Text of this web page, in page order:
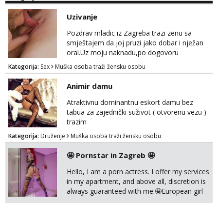
tel:0,93€ - mob:1,12€ min
Zara
Tel:064/677-677- Kod: #123
tel:0,93€ - mob:1,12€ min
Anđela
Čekam tvoj poziv!
Tel: 064/677-677- Kod: #142
tel:0,93€ - mob:1,12€ min
Čekam tvoj poziv!
Tel:064/677-677- Kod: #72
tel:0,93€ - mob:1,12€ min
Uzivanje
Pozdrav mladic iz Zagreba trazi zenu sa
smještajem da joj pruzi jako dobar i nježan
oral.Uz moju naknadu,po dogovoru
.Diskrecija osigurana.
Kategorija: Sex Muška osoba traži žensku osobu
Animir damu
Atraktivnu dominantnu eskort damu bez
tabua za zajednički suživot ( otvorenu vezu )
trazim
Kategorija: Druženje Muška osoba traži žensku osobu
🤩 Pornstar in Zagreb 🤩
Hello, I am a porn actress. I offer my services
in my apartment, and above all, discretion is
always guaranteed with me.🤩European girl